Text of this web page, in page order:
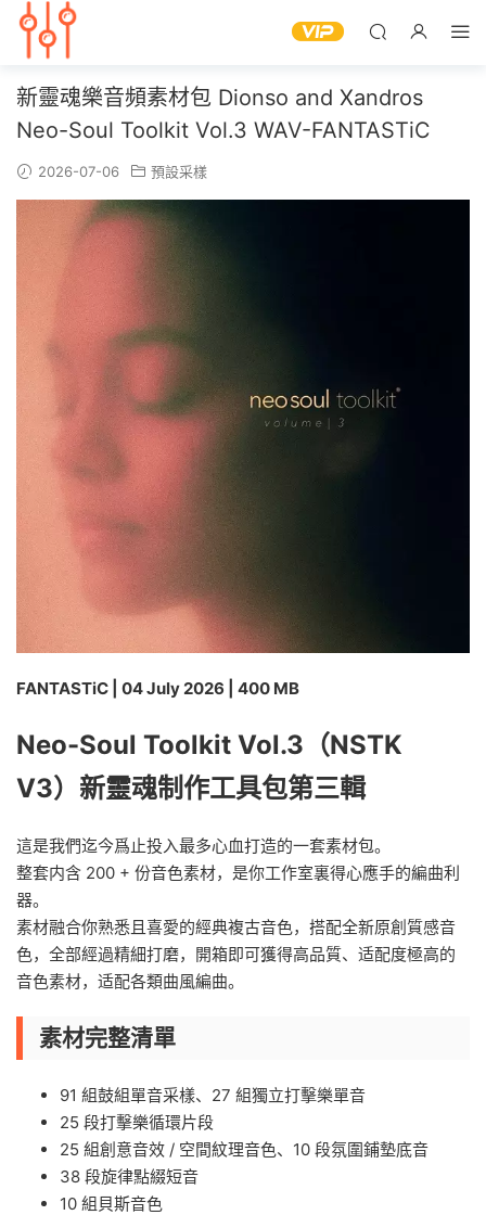
新靈魂樂音頻素材包 Dionso and Xandros
Neo-Soul Toolkit Vol.3 WAV-FANTASTiC
2026-07-06 預設采樣
FANTASTiC | 04 July 2026 | 400 MB
Neo-Soul Toolkit Vol.3（NSTK
V3）新靈魂制作工具包第三輯
這是我們迄今爲止投入最多心血打造的一套素材包。
整套内含 200 + 份音色素材，是你工作室裏得心應手的編曲利
器。
素材融合你熟悉且喜愛的經典複古音色，搭配全新原創質感音
色，全部經過精細打磨，開箱即可獲得高品質、适配度極高的
音色素材，适配各類曲風編曲。
素材完整清單
91 組鼓組單音采樣、27 組獨立打擊樂單音
25 段打擊樂循環片段
25 組創意音效 / 空間紋理音色、10 段氛圍鋪墊底音
38 段旋律點綴短音
10 組貝斯音色